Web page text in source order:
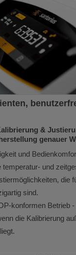
&
genauer
und
temperatur- und
die
sind.
konformen Betrieb
die Kalibrierung